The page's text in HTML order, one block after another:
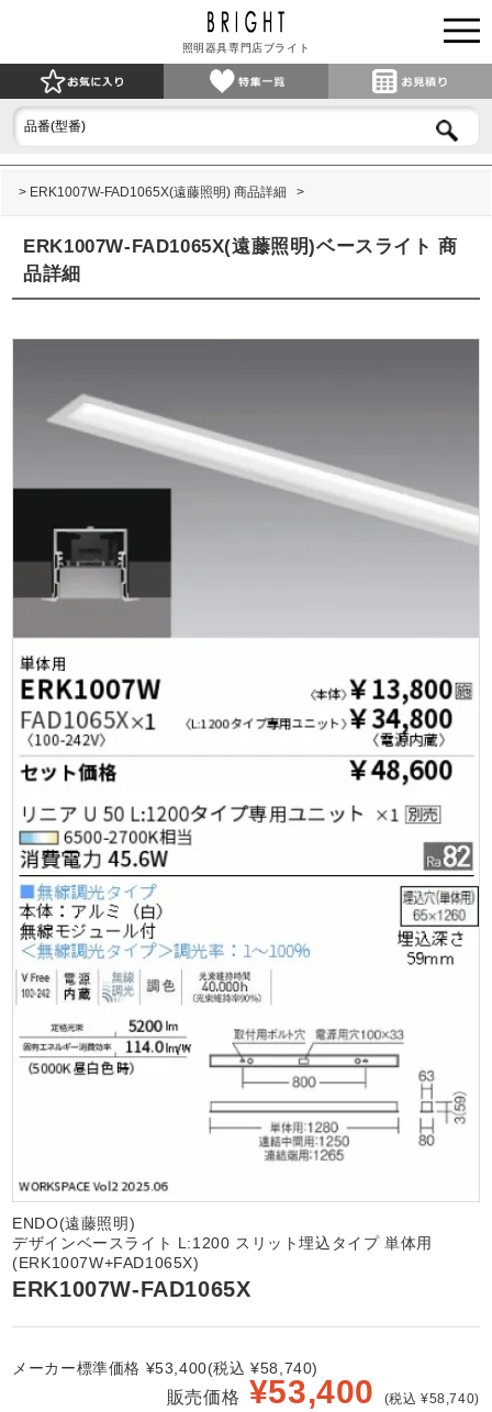
照明器具専門店ブライト
ERK1007W-FAD1065X(遠藤照明) 商品詳細
ERK1007W-FAD1065X(遠藤照明)ベースライト 商
品詳細
ENDO(遠藤照明)
デザインベースライト L:1200 スリット埋込タイプ 単体用
(ERK1007W+FAD1065X)
ERK1007W-FAD1065X
メーカー標準価格 ¥53,400(税込 ¥58,740)
販売価格 ¥53,400 (税込 ¥58,740)